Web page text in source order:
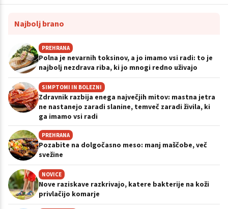
Najbolj brano
PREHRANA
Polna je nevarnih toksinov, a jo imamo vsi radi: to je
najbolj nezdrava riba, ki jo mnogi redno uživajo
SIMPTOMI IN BOLEZNI
Zdravnik razbija enega največjih mitov: mastna jetra
ne nastanejo zaradi slanine, temveč zaradi živila, ki
ga imamo vsi radi
PREHRANA
Pozabite na dolgočasno meso: manj maščobe, več
svežine
NOVICE
Nove raziskave razkrivajo, katere bakterije na koži
privlačijo komarje